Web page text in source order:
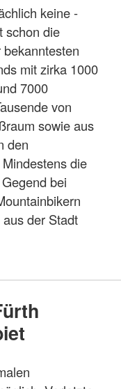
keine -
schon die
mit zirka 1000
7000
von
sowie aus
den
die
bei
der Stadt